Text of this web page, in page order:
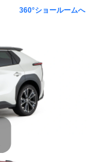
360°ショールームへ